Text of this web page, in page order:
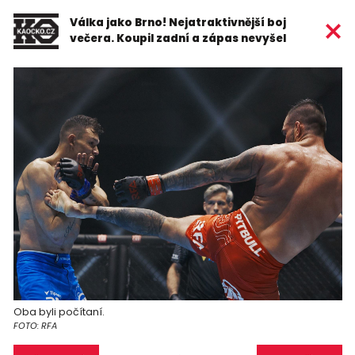
Válka jako Brno! Nejatraktivnější boj
večera. Koupil zadní a zápas nevyšel
Oba byli počítaní.
FOTO: RFA